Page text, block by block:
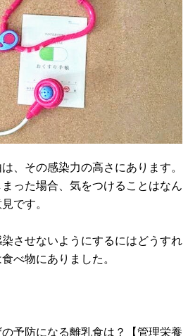
、その感染力の高さにあります。
った場合、気をつけることはなん
です。
させないようにするにはどうすれ
べ物にありました。
予防になる離乳食は？【管理栄養